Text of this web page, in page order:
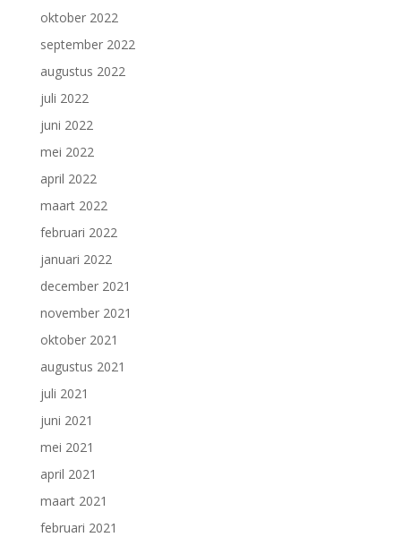
oktober 2022
september 2022
augustus 2022
juli 2022
juni 2022
mei 2022
april 2022
maart 2022
februari 2022
januari 2022
december 2021
november 2021
oktober 2021
augustus 2021
juli 2021
juni 2021
mei 2021
april 2021
maart 2021
februari 2021